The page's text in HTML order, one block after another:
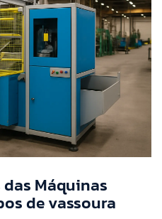
das Máquinas
de vassoura